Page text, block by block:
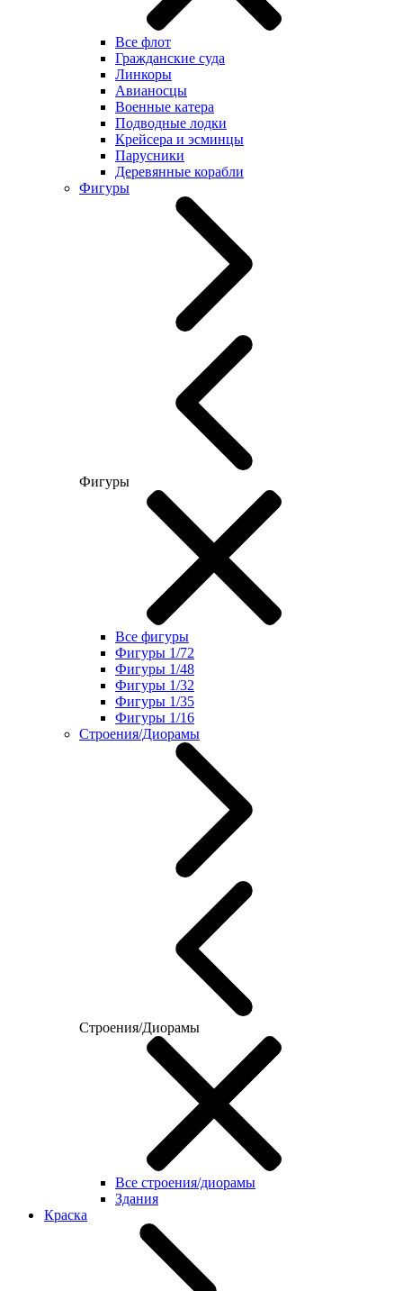
Все флот
Гражданские суда
Линкоры
Авианосцы
Военные катера
Подводные лодки
Крейсера и эсминцы
Парусники
Деревянные корабли
Фигуры
Фигуры
Все фигуры
Фигуры 1/72
Фигуры 1/48
Фигуры 1/32
Фигуры 1/35
Фигуры 1/16
Строения/Диорамы
Строения/Диорамы
Все строения/диорамы
Здания
Краска